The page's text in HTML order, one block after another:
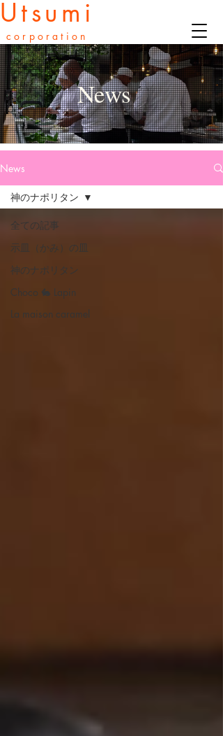
Utsumi
corporation
News
News
全ての記事
示皿（かみ）の皿
神のナポリタン
Choco 🐇 Lapin
La maison caramel
神のナポリタン